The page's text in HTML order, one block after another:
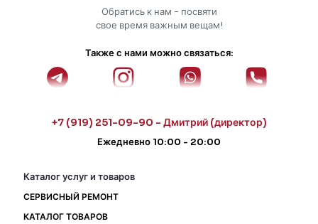
Обратись к нам - посвяти
свое время важным вещам!
Также с нами можно связаться:
+7 (919) 251-09-90 - Дмитрий (директор)
Ежедневно 10:00 - 20:00
Каталог услуг и товаров
СЕРВИСНЫЙ РЕМОНТ
КАТАЛОГ ТОВАРОВ